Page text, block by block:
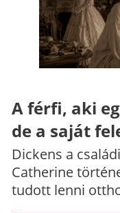
A férfi, aki
de a saját
Dickens a
Catherine
tudott lenni